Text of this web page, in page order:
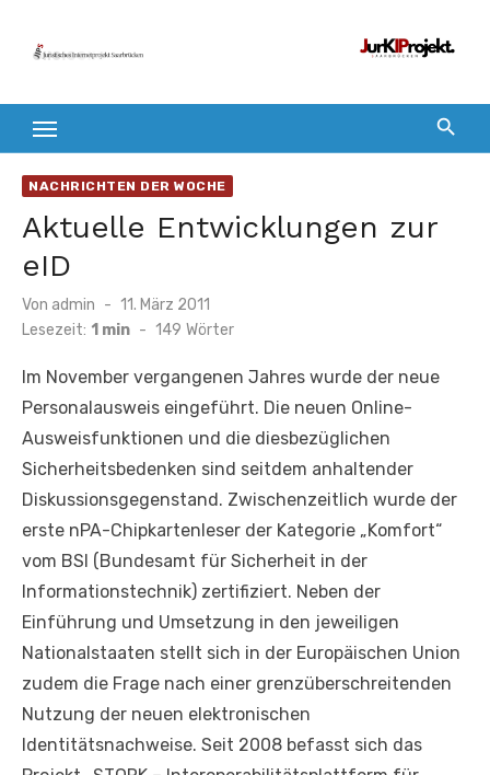
Inhalt
NACHRICHTEN DER WOCHE
Aktuelle Entwicklungen zur
eID
Von admin
Veröffentlicht
am
11. März 2011
Lesezeit: 1 min - 149 Wörter
Im November vergangenen Jahres wurde der neue
Personalausweis eingeführt. Die neuen Online-
Ausweisfunktionen und die diesbezüglichen
Sicherheitsbedenken sind seitdem anhaltender
Diskussionsgegenstand. Zwischenzeitlich wurde der
erste nPA-Chipkartenleser der Kategorie „Komfort“
vom BSI (Bundesamt für Sicherheit in der
Informationstechnik) zertifiziert. Neben der
Einführung und Umsetzung in den jeweiligen
Nationalstaaten stellt sich in der Europäischen Union
zudem die Frage nach einer grenzüberschreitenden
Nutzung der neuen elektronischen
Identitätsnachweise. Seit 2008 befasst sich das